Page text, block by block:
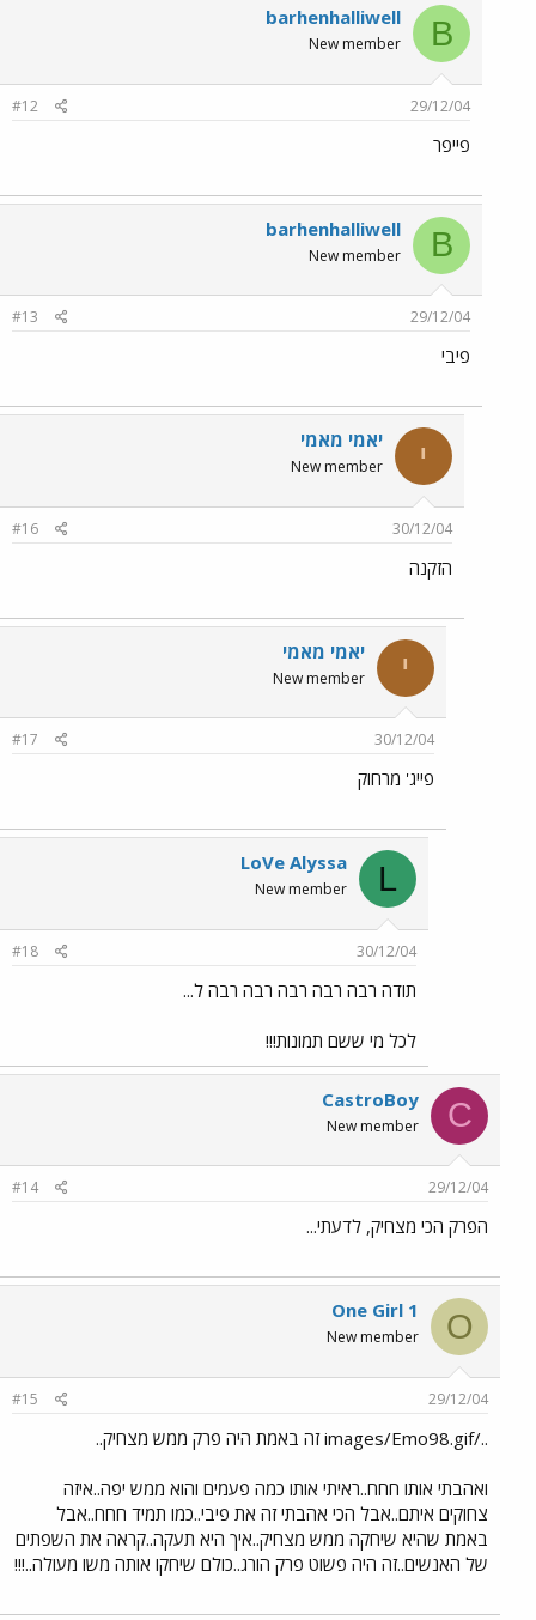
B
barhenhalliwell
New member
29/12/04
#12
פייפר
B
barhenhalliwell
New member
29/12/04
#13
פיבי
י יאמי מאמי
New member
30/12/04
#16
הזקנה
י יאמי מאמי
New member
30/12/04
#17
פייג' מרחוק
L
LoVe Alyssa
New member
30/12/04
#18
תודה רבה רבה רבה רבה רבה ל...
לכל מי ששם תמונות!!!
C
CastroBoy
New member
29/12/04
#14
הפרק הכי מצחיק, לדעתי...
O
One Girl 1
New member
29/12/04
#15
../images/Emo98.gif זה באמת היה פרק ממש מצחיק..
ואהבתי אותו חחח..ראיתי אותו כמה פעמים והוא ממש יפה..איזה
צחוקים איתם..אבל הכי אהבתי זה את פיבי..כמו תמיד חחח..אבל
באמת שהיא שיחקה ממש מצחיק..איך היא תעקה..קראה את השפתים
של האנשים..זה היה פשוט פרק הורג..כולם שיחקו אותה משו מעולה..!!!